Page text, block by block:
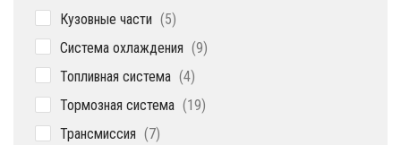
Кузовные части 55
Система охлаждения 99
Топливная система 44
Тормозная система 1919
Трансмиссия 77